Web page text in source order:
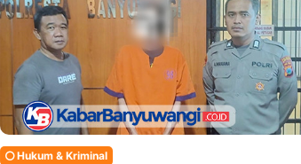
Hukum & Kriminal